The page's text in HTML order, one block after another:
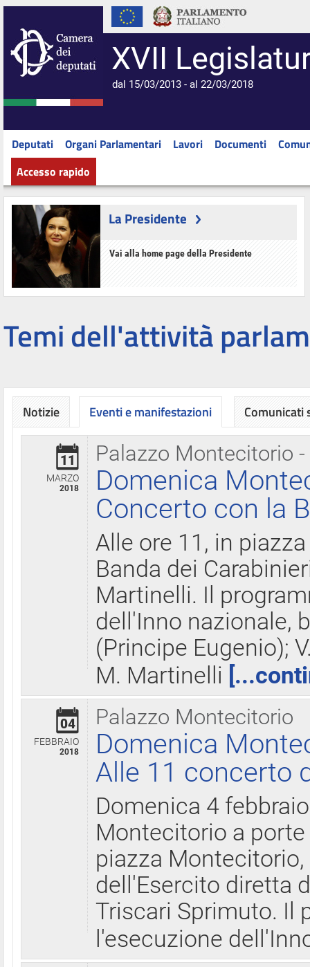
XVII
dal 15/03/2013 - al 22/03/2018
Deputati Organi Parlamentari Lavori Documenti
Accesso rapido
La Presidente
Vai alla home page della Presidente
Temi dell'attività
Notizie Eventi e manifestazioni
Palazzo Montecitorio
11
MARZO
2018
Domenica
Concerto con la
Alle ore 11, in
Banda dei
Martinelli. Il
dell'Inno nazionale,
(Principe Eugenio);
M. Martinelli
Palazzo Montecitorio
04
FEBBRAIO
2018
Domenica
Alle 11 concerto
Domenica 4
Montecitorio a
piazza
dell'Esercito diretta
Triscari Sprimuto. Il
l'esecuzione
Comunicati